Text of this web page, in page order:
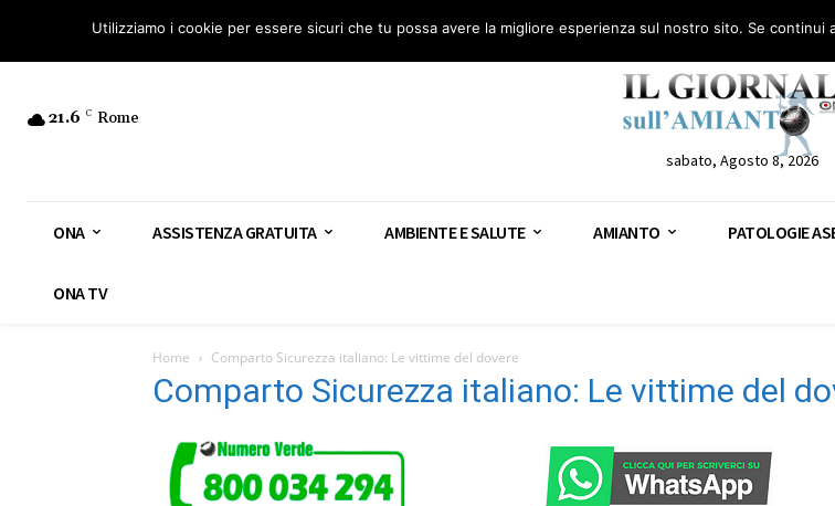
Osservatorio Nazionale Amianto: aderisci Diventa Guardia Nazionale Amianto – AGN Consulenza legale gratuita: civile, penale
21.6 C Rome
sabato, Agosto 8, 2026
ONA ASSISTENZA GRATUITA AMBIENTE E SALUTE AMIANTO PATOLOGIE
ONA TV
Home Comparto Sicurezza italiano: Le vittime del dovere
Comparto Sicurezza italiano: Le vittime del
Utilizziamo i cookie per essere sicuri che tu possa avere la migliore esperienza sul nostro sito. Se